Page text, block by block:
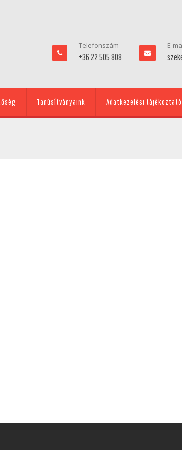
Telefonszám
+36 22 505 808
E-
Tanúsítványaink Adatkezelési tájékoztató